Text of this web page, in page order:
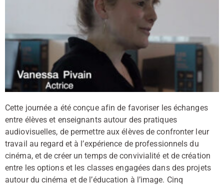
Cette journée a été conçue afin de favoriser les échanges
entre élèves et enseignants autour des pratiques
audiovisuelles, de permettre aux élèves de confronter leur
travail au regard et à l’expérience de professionnels du
cinéma, et de créer un temps de convivialité et de création
entre les options et les classes engagées dans des projets
autour du cinéma et de l’éducation à l’image. Cinq